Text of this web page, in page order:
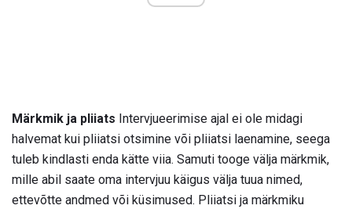
Märkmik ja pliiats Intervjueerimise ajal ei ole midagi
halvemat kui pliiatsi otsimine või pliiatsi laenamine, seega
tuleb kindlasti enda kätte viia. Samuti tooge välja märkmik,
mille abil saate oma intervjuu käigus välja tuua nimed,
ettevõtte andmed või küsimused. Pliiatsi ja märkmiku